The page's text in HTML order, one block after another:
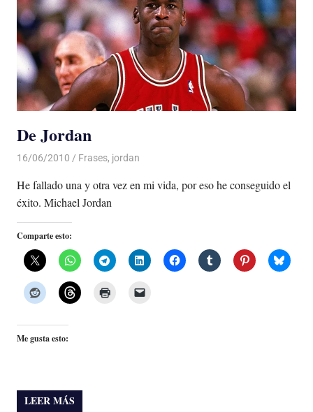
De Jordan
16/06/2010 Luis Castellanos
Frases, jordan
He fallado una y otra vez en mi vida, por eso he conseguido el
éxito. Michael Jordan
Comparte esto:
Me gusta esto:
LEER MÁS